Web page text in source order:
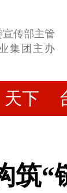
传部主管
集团主办
天下
筑“